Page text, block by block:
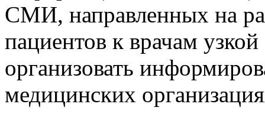
СМИ, направленных на
пациентов к врачам
организовать
медицинских